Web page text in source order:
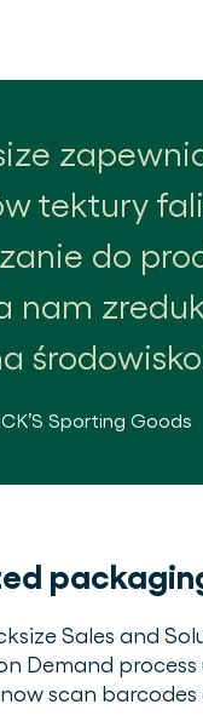
tektury
do
nam
Sporting Goods
Sales and
Demand process
now scan